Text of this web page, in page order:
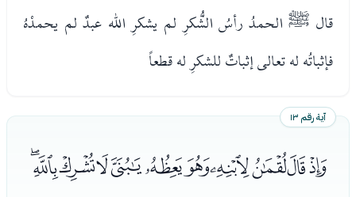
قال ﷺ الحمدُ رأسُ الشُّكرِ لم يشكرِ الله عبدٌ لم يحمدْهُ
فإثباتُه له تعالى إثباتٌ للشكرِ له قطعاً
آية رقم ١٣
ﭦﭧﭨﭩﭪﭫﭬﭭﭮﭯﭰ